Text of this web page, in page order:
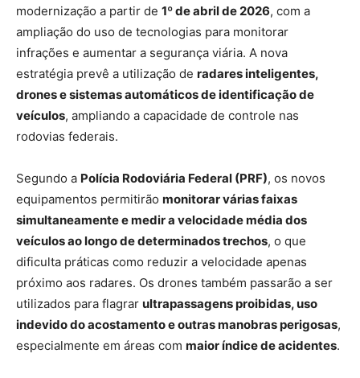
modernização a partir de 1º de abril de 2026, com a
ampliação do uso de tecnologias para monitorar
infrações e aumentar a segurança viária. A nova
estratégia prevê a utilização de radares inteligentes,
drones e sistemas automáticos de identificação de
veículos, ampliando a capacidade de controle nas
rodovias federais.
Segundo a Polícia Rodoviária Federal (PRF), os novos
equipamentos permitirão monitorar várias faixas
simultaneamente e medir a velocidade média dos
veículos ao longo de determinados trechos, o que
dificulta práticas como reduzir a velocidade apenas
próximo aos radares. Os drones também passarão a ser
utilizados para flagrar ultrapassagens proibidas, uso
indevido do acostamento e outras manobras perigosas,
especialmente em áreas com maior índice de acidentes.